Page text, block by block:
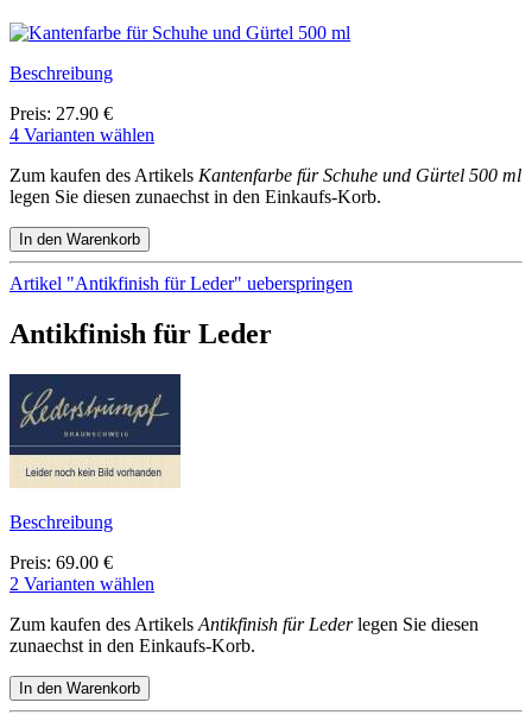
Beschreibung
Preis: 27.90 €
4 Varianten wählen
Zum kaufen des Artikels Kantenfarbe für Schuhe und Gürtel 500 ml
legen Sie diesen zunaechst in den Einkaufs-Korb.
Artikel "Antikfinish für Leder" ueberspringen
Antikfinish für Leder
Beschreibung
Preis: 69.00 €
2 Varianten wählen
Zum kaufen des Artikels Antikfinish für Lederlegen Sie diesen
zunaechst in den Einkaufs-Korb.